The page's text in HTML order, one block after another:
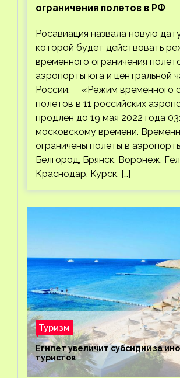
ограничения полетов в РФ
Росавиация назвала новую
которой будет действовать
временного ограничения
аэропорты юга и центральной
России. «Режим временного
полетов в 11 российских
продлен до 19 мая 2022 года
московскому времени.
ограничены полеты в
Белгород, Брянск, Воронеж,
Краснодар, Курск, […]
Туризм
Египет увеличит субсидии за
туристов